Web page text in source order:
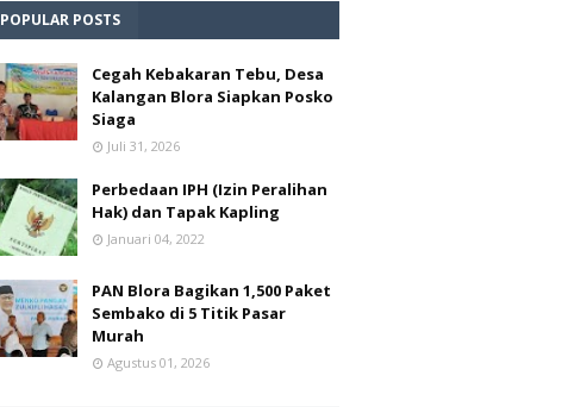
POPULAR POSTS
Cegah Kebakaran Tebu, Desa
Kalangan Blora Siapkan Posko
Siaga
Juli 31, 2026
Perbedaan IPH (Izin Peralihan
Hak) dan Tapak Kapling
Januari 04, 2022
PAN Blora Bagikan 1,500 Paket
Sembako di 5 Titik Pasar
Murah
Agustus 01, 2026